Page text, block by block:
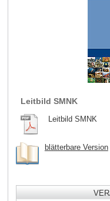
Leitbild SMNK
Leitbild SMNK
blätterbare Version